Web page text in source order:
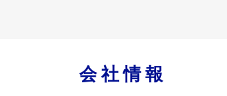
会社情報